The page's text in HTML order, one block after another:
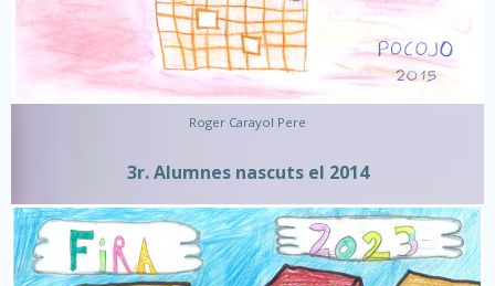
Roger Carayol Pere
3r. Alumnes nascuts el 2014